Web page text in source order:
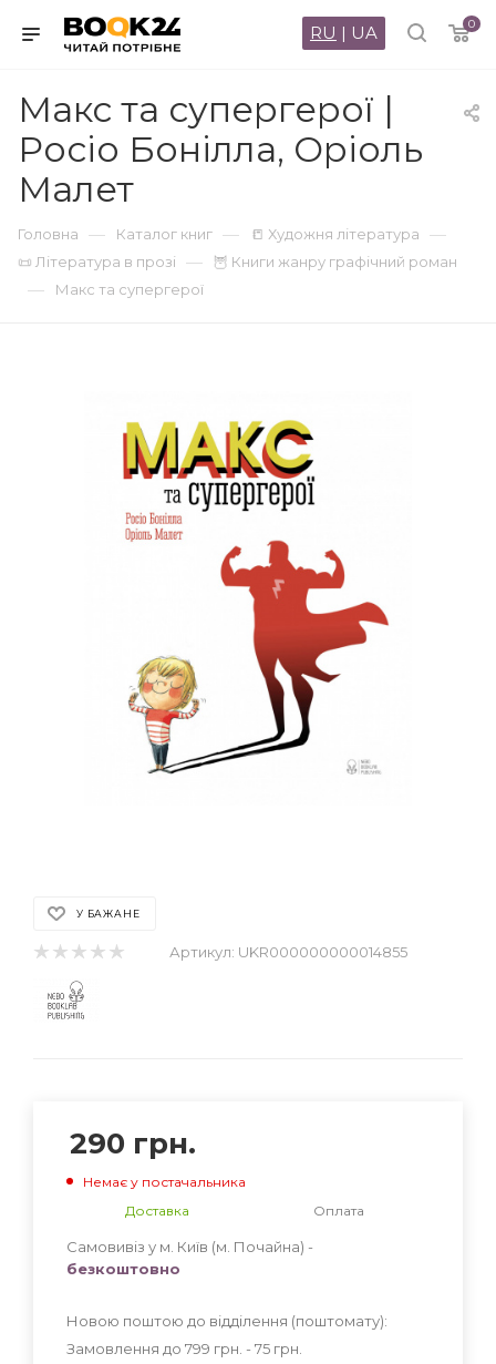
0
RU | UA
Макс та супергерої |
Росіо Бонілла, Оріоль
Малет
Головна — Каталог книг — 📒 Художня література —
📜 Література в прозі — 🦉 Книги жанру графічний роман
— Макс та супергерої
У БАЖАНЕ
Артикул: UKR000000000014855
290 грн.
Немає у постачальника
Доставка
Оплата
Самовивіз у м. Київ (м. Почайна) -
безкоштовно
Новою поштою до відділення (поштомату):
Замовлення до 799 грн. - 75 грн